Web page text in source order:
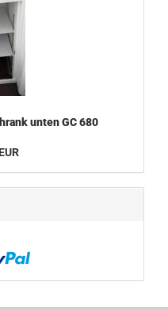
unten GC 680